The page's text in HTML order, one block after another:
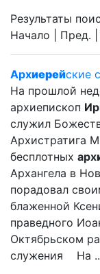
Результаты
Начало | Пред. |
Архиерейские
На прошлой
архиепископ
служил
Архистратига
бесплотных арх
Архангела в
порадовал
блаженной
праведного
Октябрьском
служения На